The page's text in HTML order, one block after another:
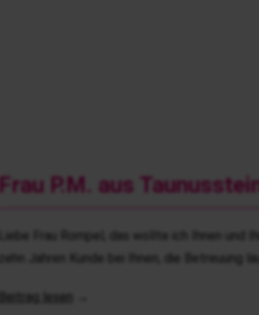
Frau P.M. aus
Liebe Frau Rompel, das wollte ich Ihnen und
zehn Jahren Kunde bei Ihnen, die Betreuung
Beitrag lesen